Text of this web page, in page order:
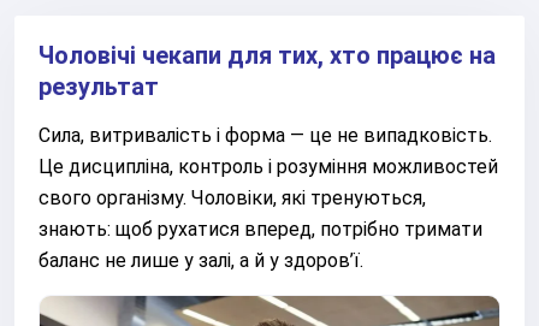
Чоловічі чекапи для тих, хто працює на
результат
Сила, витривалість і форма — це не випадковість.
Це дисципліна, контроль і розуміння можливостей
свого організму. Чоловіки, які тренуються,
знають: щоб рухатися вперед, потрібно тримати
баланс не лише у залі, а й у здоров’ї.